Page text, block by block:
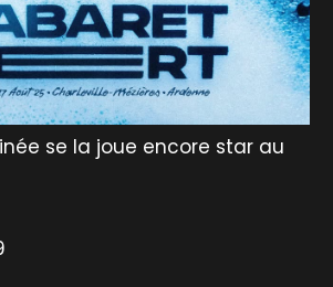
se la joue encore star au